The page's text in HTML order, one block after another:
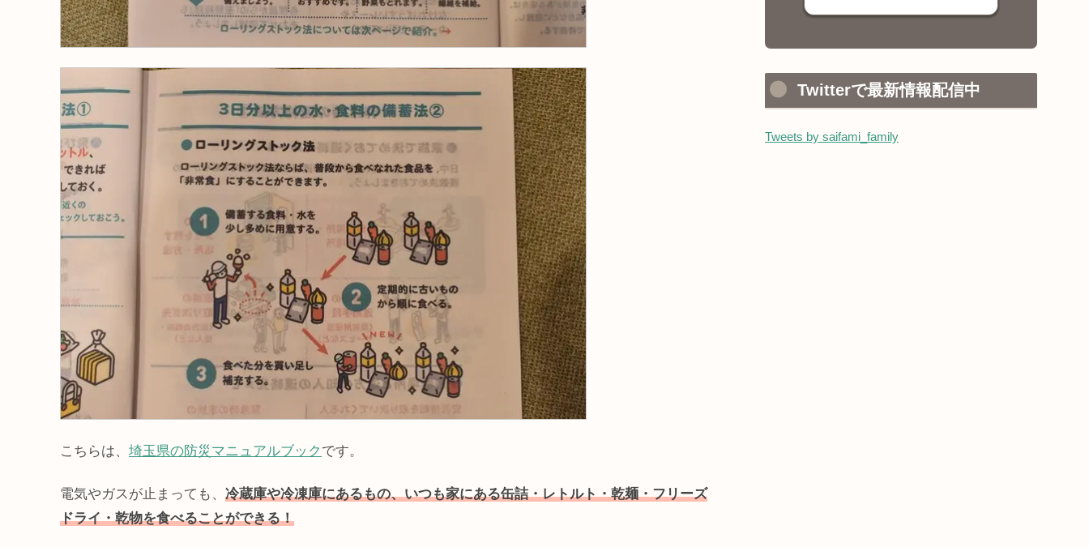
こちらは、 埼玉県の防災マニュアルブック です。
電気やガスが止まっても、 冷蔵庫や冷凍庫にあるもの、いつも家にある缶詰・レトルト・乾麺・フリーズ
ドライ・乾物を食べることができる！
Twitterで最新情報配信中
Tweets by saifami_family